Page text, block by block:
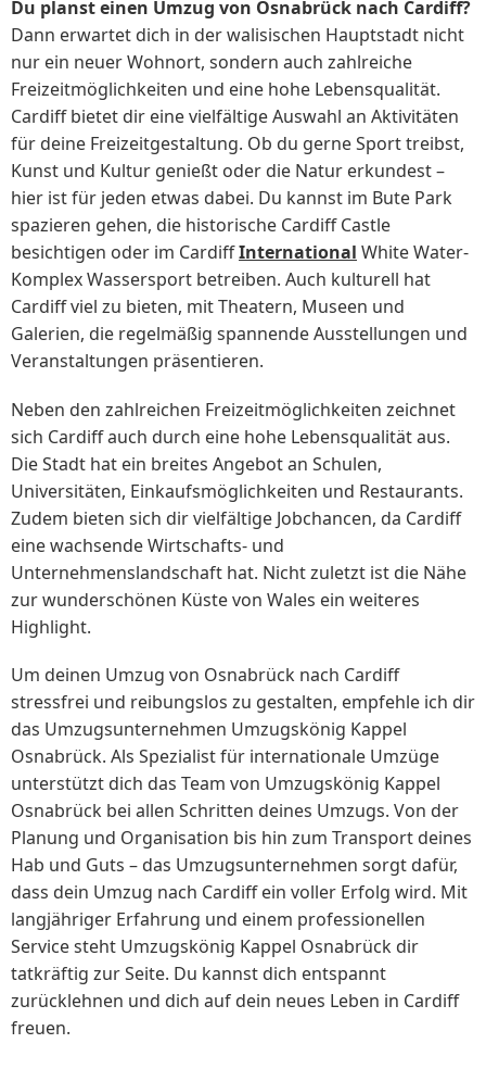
Du planst einen Umzug von Osnabrück nach Cardiff?
Dann erwartet dich in der walisischen Hauptstadt nicht
nur ein neuer Wohnort, sondern auch zahlreiche
Freizeitmöglichkeiten und eine hohe Lebensqualität.
Cardiff bietet dir eine vielfältige Auswahl an Aktivitäten
für deine Freizeitgestaltung. Ob du gerne Sport treibst,
Kunst und Kultur genießt oder die Natur erkundest –
hier ist für jeden etwas dabei. Du kannst im Bute Park
spazieren gehen, die historische Cardiff Castle
besichtigen oder im CardiffInternational White Water-
Komplex Wassersport betreiben. Auch kulturell hat
Cardiff viel zu bieten, mit Theatern, Museen und
Galerien, die regelmäßig spannende Ausstellungen und
Veranstaltungen präsentieren.
Neben den zahlreichen Freizeitmöglichkeiten zeichnet
sich Cardiff auch durch eine hohe Lebensqualität aus.
Die Stadt hat ein breites Angebot an Schulen,
Universitäten, Einkaufsmöglichkeiten und Restaurants.
Zudem bieten sich dir vielfältige Jobchancen, da Cardiff
eine wachsende Wirtschafts- und
Unternehmenslandschaft hat. Nicht zuletzt ist die Nähe
zur wunderschönen Küste von Wales ein weiteres
Highlight.
Um deinen Umzug von Osnabrück nach Cardiff
stressfrei und reibungslos zu gestalten, empfehle ich dir
das Umzugsunternehmen Umzugskönig Kappel
Osnabrück. Als Spezialist für internationale Umzüge
unterstützt dich das Team von Umzugskönig Kappel
Osnabrück bei allen Schritten deines Umzugs. Von der
Planung und Organisation bis hin zum Transport deines
Hab und Guts – das Umzugsunternehmen sorgt dafür,
dass dein Umzug nach Cardiff ein voller Erfolg wird. Mit
langjähriger Erfahrung und einem professionellen
Service steht Umzugskönig Kappel Osnabrück dir
tatkräftig zur Seite. Du kannst dich entspannt
zurücklehnen und dich auf dein neues Leben in Cardiff
freuen.